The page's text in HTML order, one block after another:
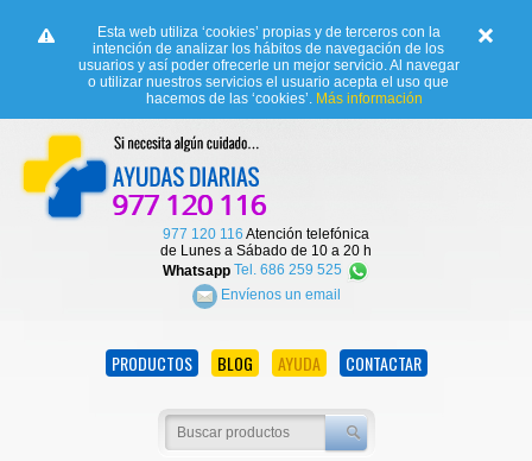
Esta web utiliza ‘cookies’ propias y de terceros con la
intención de analizar los hábitos de navegación de los
usuarios y así poder ofrecerle un mejor servicio. Al navegar
o utilizar nuestros servicios el usuario acepta el uso que
hacemos de las ‘cookies’. Más información
977 120 116 Atención telefónica
de Lunes a Sábado de 10 a 20 h
Whatsapp Tel. 686 259 525
Envíenos un email
PRODUCTOS BLOG AYUDA CONTACTAR